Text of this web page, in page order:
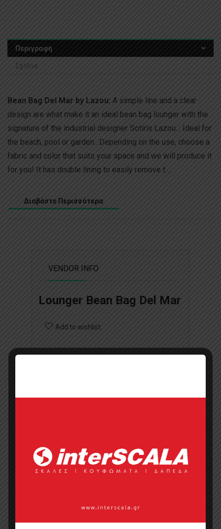
Περιγραφή
Σχόλια
Bean Bag Del Mar by Lazou: A simple line and a clear
design are what make it an ideal bean bag lounger with the
signature of the industrial designer Sotiris Lazou… Ideal for
the beach, pool or garden.. Depending on the use, choose a
fabric and color that suits your space and we will produce it
for you! It has double lining to easily remove t ...
Διαβάστε Περισσότερα
VENDOR INFO
Lounger Bean Bag Del Mar
Add to wishlist
Τηλέφωνο
Κάντε μια ερώτηση
Κατάλογος σε pdf